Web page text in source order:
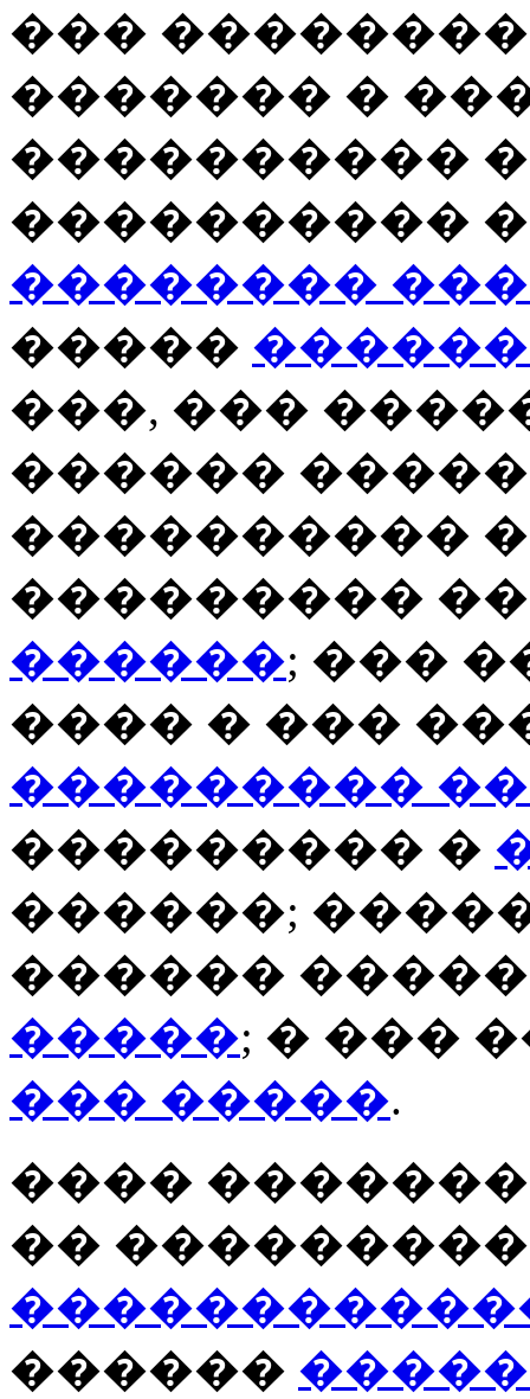
���
������� �
����������
����������
��������
�����
���, ���
������
����������
���������
������; ���
���� � ���
���������
��������� �
������;
������
�����; � ���
��� �����.
����
��
������